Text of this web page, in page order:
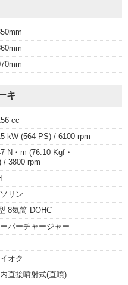
キ
cc
kW (564 PS) / 6100 rpm
N・m (76.10 Kgf・
/ 3800 rpm
リン
8気筒 DOHC
パーチャージャー
オク
直接噴射式(直噴)